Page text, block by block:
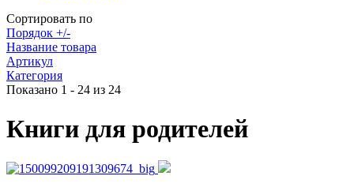
Сортировать по
Порядок +/-
Название товара
Артикул
Категория
Показано 1 - 24 из 24
Книги для родителей